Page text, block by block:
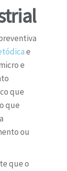
e
e
que
que
ou
que o